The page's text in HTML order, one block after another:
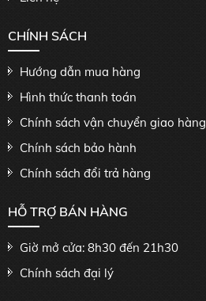
CHÍNH SÁCH
Hướng dẫn mua hàng
Hình thức thanh toán
Chính sách vận chuyển giao hàng
Chính sách bảo hành
Chính sách đổi trả hàng
HỖ TRỢ BÁN HÀNG
Giờ mở cửa: 8h30 đến 21h30
Chính sách đại lý